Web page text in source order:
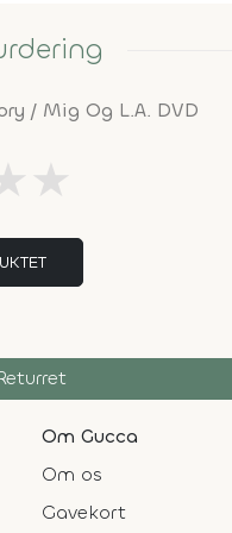
/ Mig Og L.A. DVD
★
Om Gucca
Om os
Gavekort